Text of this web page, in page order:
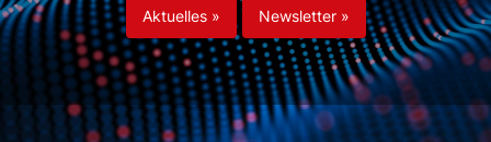
Aktuelles » Newsletter »